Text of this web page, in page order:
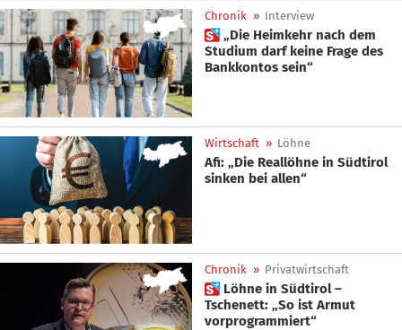
Chronik » Interview
 „Die Heimkehr nach dem
Studium darf keine Frage des
Bankkontos sein“
Wirtschaft » Löhne
Afi: „Die Reallöhne in Südtirol
sinken bei allen“
Chronik » Privatwirtschaft
 Löhne in Südtirol –
Tschenett: „So ist Armut
vorprogrammiert“